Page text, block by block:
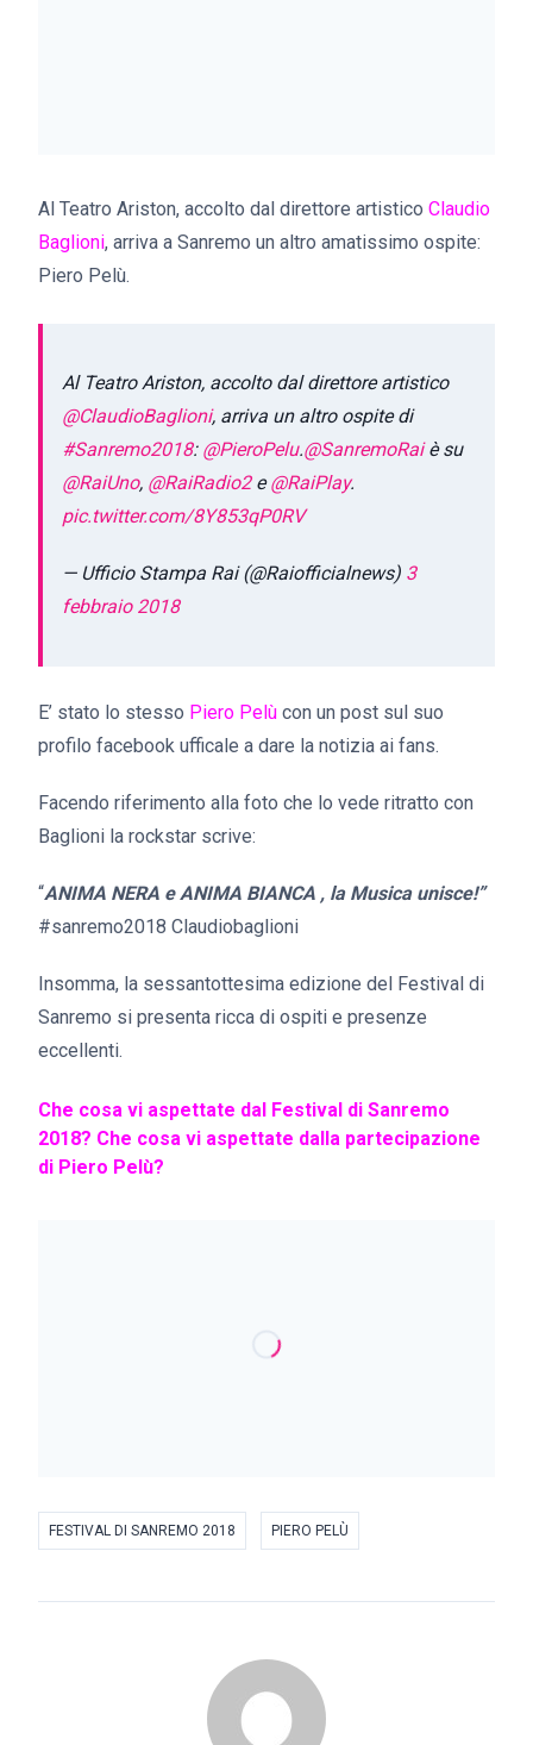
Al Teatro Ariston, accolto dal direttore artistico Claudio
Baglioni, arriva a Sanremo un altro amatissimo ospite:
Piero Pelù.
Al Teatro Ariston, accolto dal direttore artistico
@ClaudioBaglioni, arriva un altro ospite di
#Sanremo2018: @PieroPelu.@SanremoRaiè su
@RaiUno, @RaiRadio2e@RaiPlay.
pic.twitter.com/8Y853qP0RV
— Ufficio Stampa Rai (@Raiofficialnews) 3
febbraio 2018
E’ stato lo stesso Piero Pelù con un post sul suo
profilo facebook ufficale a dare la notizia ai fans.
Facendo riferimento alla foto che lo vede ritratto con
Baglioni la rockstar scrive:
“ANIMA NERA e ANIMA BIANCA , la Musica unisce!”
#sanremo2018 Claudiobaglioni
Insomma, la sessantottesima edizione del Festival di
Sanremo si presenta ricca di ospiti e presenze
eccellenti.
Che cosa vi aspettate dal Festival di Sanremo
2018? Che cosa vi aspettate dalla partecipazione
di Piero Pelù?
FESTIVAL DI SANREMO 2018 PIERO PELÙ